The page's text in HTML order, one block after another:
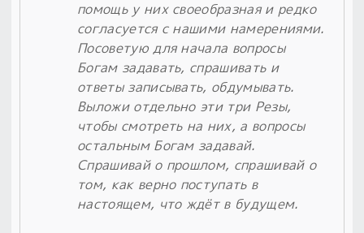
помощь у них своеобразная и редко
согласуется с нашими намерениями.
Посоветую для начала вопросы
Богам задавать, спрашивать и
ответы записывать, обдумывать.
Выложи отдельно эти три Резы,
чтобы смотреть на них, а вопросы
остальным Богам задавай.
Спрашивай о прошлом, спрашивай о
том, как верно поступать в
настоящем, что ждёт в будущем.